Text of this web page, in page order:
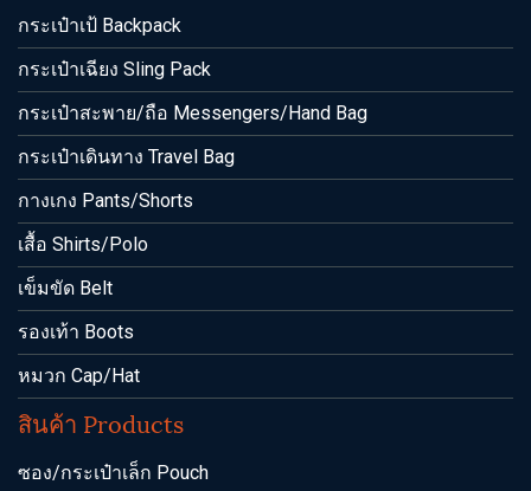
กระเป๋าเป้ Backpack
กระเป๋าเฉียง Sling Pack
กระเป๋าสะพาย/ถือ Messengers/Hand Bag
กระเป๋าเดินทาง Travel Bag
กางเกง Pants/Shorts
เสื้อ Shirts/Polo
เข็มขัด Belt
รองเท้า Boots
หมวก Cap/Hat
สินค้า Products
ซอง/กระเป๋าเล็ก Pouch